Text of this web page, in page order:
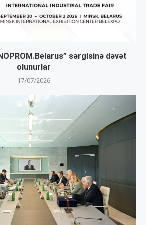
sərgisinə dəvət
olunurlar
17/07/2026